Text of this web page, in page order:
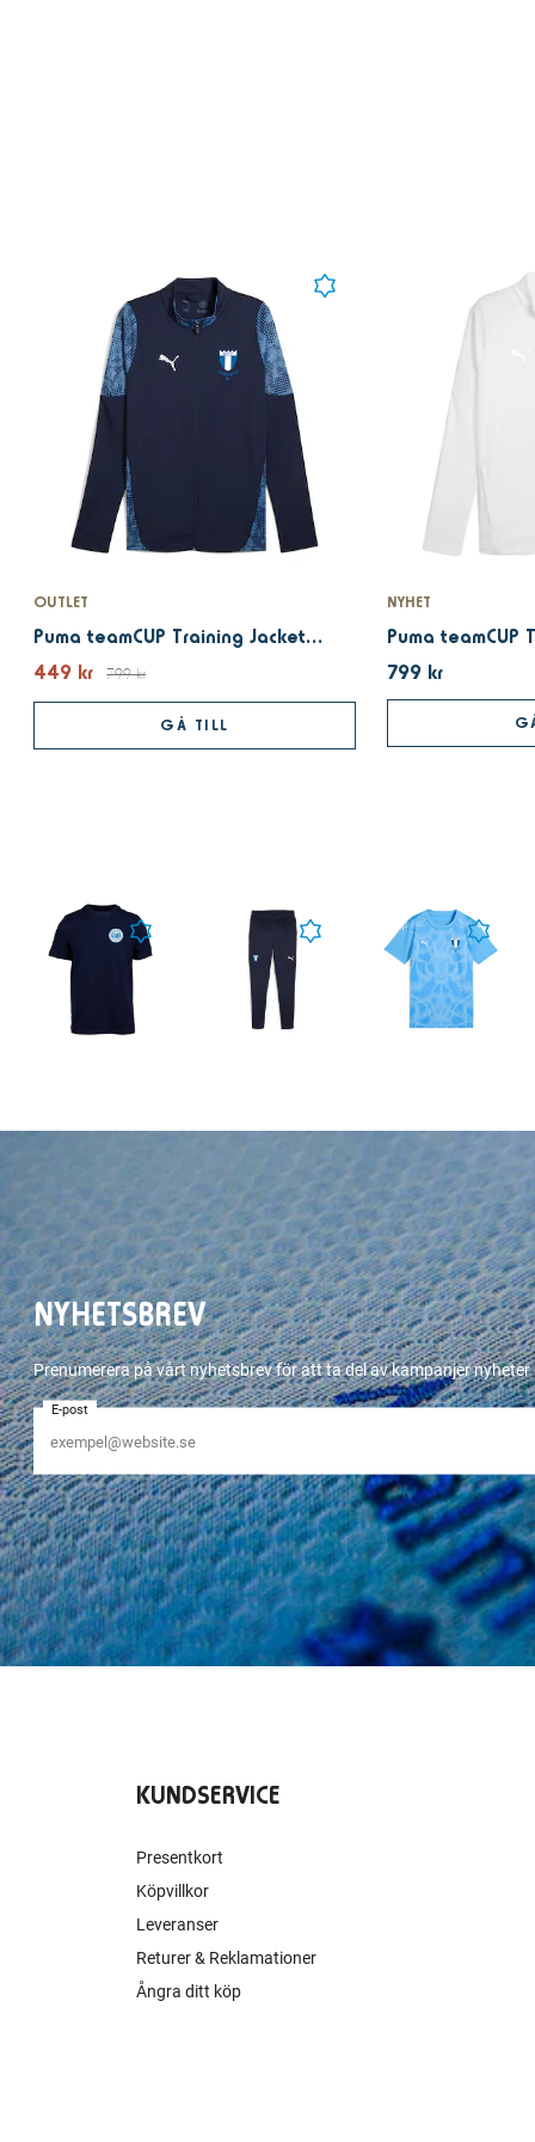
OUTLET
Puma teamCUP Training Jacket navy 25
449 kr
799 kr
GÅ TILL
NYHET
799 kr
NYHETSBREV
Prenumerera på vårt nyhetsbrev för att ta del av kampanjer
E-post
KUNDSERVICE
Presentkort
Köpvillkor
Leveranser
Returer & Reklamationer
Ångra ditt köp